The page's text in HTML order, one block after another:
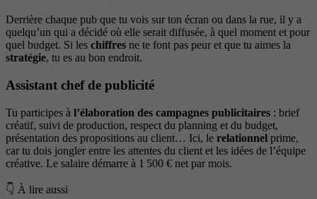
Derrière chaque pub que tu vois sur ton écran ou dans la rue, il y a
quelqu’un qui a décidé où elle serait diffusée, à quel moment et pour
quel budget. Si les chiffres ne te font pas peur et que tu aimes la
stratégie, tu es au bon endroit.
Assistant chef de publicité
Tu participes à l’élaboration des campagnes publicitaires : brief
créatif, suivi de production, respect du planning et du budget,
présentation des propositions au client… Ici, le relationnel prime,
car tu dois jongler entre les attentes du client et les idées de l’équipe
créative. Le salaire démarre à 1 500 € net par mois.
👇 À lire aussi